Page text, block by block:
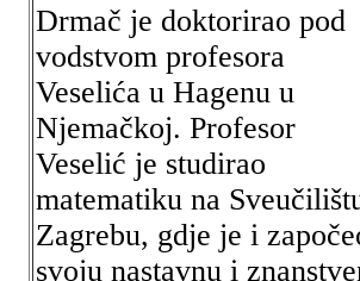
Drmač je doktorirao pod
vodstvom profesora
Veselića u Hagenu u
Njemačkoj. Profesor
Veselić je studirao
matematiku na
Zagrebu, gdje je i
svoju nastavnu i